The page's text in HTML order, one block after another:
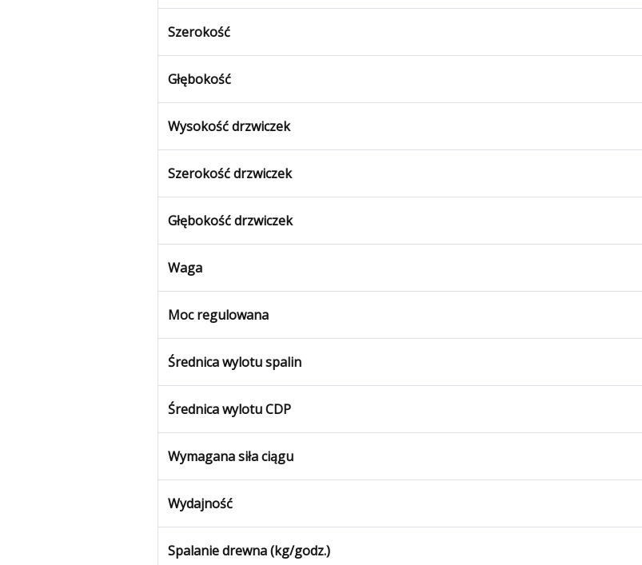
Szerokość
Głębokość
Wysokość drzwiczek
Szerokość drzwiczek
Głębokość drzwiczek
Waga
Moc regulowana
Średnica wylotu spalin
Średnica wylotu CDP
Wymagana siła ciągu
Wydajność
Spalanie drewna (kg/godz.)